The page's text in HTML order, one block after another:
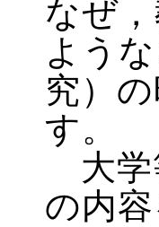
なぜ
よう
究）
す。
大学
の内